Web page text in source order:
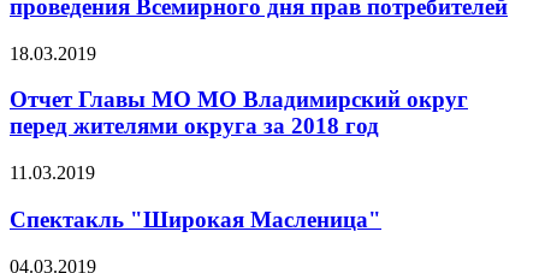
проведения Всемирного дня прав потребителей
18.03.2019
Отчет Главы МО МО Владимирский округ
перед жителями округа за 2018 год
11.03.2019
Спектакль "Широкая Масленица"
04.03.2019